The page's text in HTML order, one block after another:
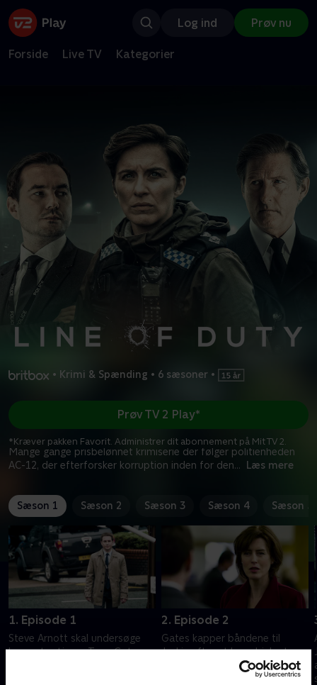
Log ind Prøv nu
Forside Live TV Kategorier
• Krimi & Spænding • 6 sæsoner •
Mange gange prisbelønnet krimiserie der følger politienheden
AC-12, der efterforsker korruption inden for den... Læs mere
Prøv TV 2 Play*
*Kræver pakken Favorit. Administrer dit abonnement på Mit TV 2.
Sæson 1 Sæson 2 Sæson 3 Sæson 4 Sæson 5
1. Episode 1
Steve Arnott skal undersøge
korpsets stjerne Tony Gates
2. Episode 2
Gates kapper båndene til
Jackie efter at have hjulpet
hende med at undslippe tiltale.
Da sandheden truer, må han